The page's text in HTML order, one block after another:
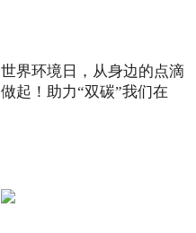
世界环境日，从身边的点滴
做起！助力“双碳”我们在